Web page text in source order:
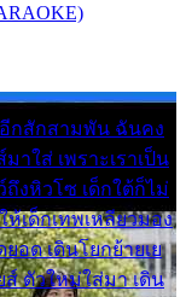
กสักสามพัน ฉันคง
าใส่ เพราะเราเป็น
ถึงหิวโซ เด็กใต้ก็ไม่
เด็กเทพเหลียวมอง
อด เดินโยกย้ายเย
ตัวใหม่ใส่มา เดิน